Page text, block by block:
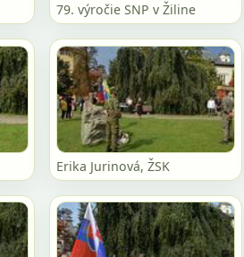
79. výročie SNP v Žiline
Erika Jurinová, ŽSK